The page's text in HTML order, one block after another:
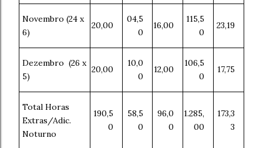
Novembro (24 x
6)
20,00
04,5
0
16,00
115,5
0
23,19
Dezembro (26 x
5)
20,00
10,0
0
12,00
106,5
0
17,75
Total Horas
Extras/Adic.
Noturno
190,5
0
58,5
0
96,0
0
1.285,
00
173,3
3